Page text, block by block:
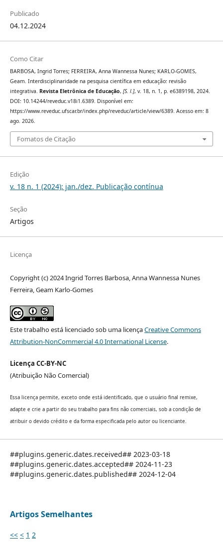
Publicado
04.12.2024
Como Citar
BARBOSA, Ingrid Torres; FERREIRA, Anna Wannessa Nunes; KARLO-GOMES,
Geam. Interdisciplinaridade na pesquisa científica em educação: revisão
integrativa. Revista Eletrônica de Educação, [S. l.], v. 18, n. 1, p. e6389198, 2024.
DOI: 10.14244/reveduc.v18i1.6389. Disponível em:
https://www.reveduc.ufscar.br/index.php/reveduc/article/view/6389. Acesso em: 8
ago. 2026.
Fomatos de Citação
Edição
v. 18 n. 1 (2024): jan./dez. Publicação contínua
Seção
Artigos
Licença
Copyright (c) 2024 Ingrid Torres Barbosa, Anna Wannessa Nunes
Ferreira, Geam Karlo-Gomes
Este trabalho está licenciado sob uma licençaCreative Commons
Attribution-NonCommercial 4.0 International License.
Licença CC-BY-NC
(Atribuição Não Comercial)
Essa licença permite, exceto onde está identificado, que o usuário final remixe,
adapte e crie a partir do seu trabalho para fins não comerciais, sob a condição de
atribuir o devido crédito e da forma especificada pelo autor ou licenciante.
##plugins.generic.dates.received## 2023-03-18
##plugins.generic.dates.accepted## 2024-11-23
##plugins.generic.dates.published## 2024-12-04
Artigos Semelhantes
<< < 1 2